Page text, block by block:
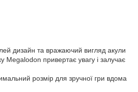
дизайн та вражаючий вигляд акули
Megalodon привертає увагу і залучає
розмір для зручної гри вдома